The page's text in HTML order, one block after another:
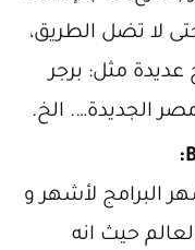
لا تضل الطريق،
عديدة مثل: برجر
الجديدة…. الخ.
البرامج لأشهر و
حيث انه